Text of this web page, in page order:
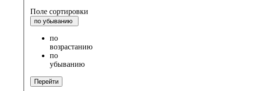
Поле сортировки
по убыванию
по
возрастанию
по
убыванию
Перейти